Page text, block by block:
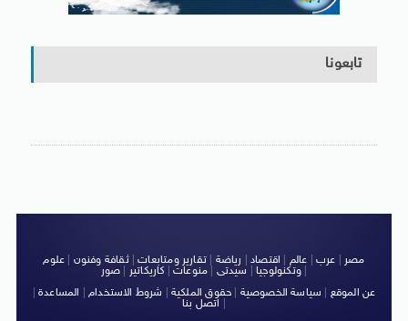
تابعونا
مصر عرب عالم اقتصاد رياضة |تقارير ومتابعات|ثقافة وفنون
علوم
وتكنولوجيا| سيدتى منوعات كاريكاتير صور
|
عن الموقع
سياسة الخصوصية حقوق الملكية شروط الاستخدام| المساعدة|
اتصل بنا